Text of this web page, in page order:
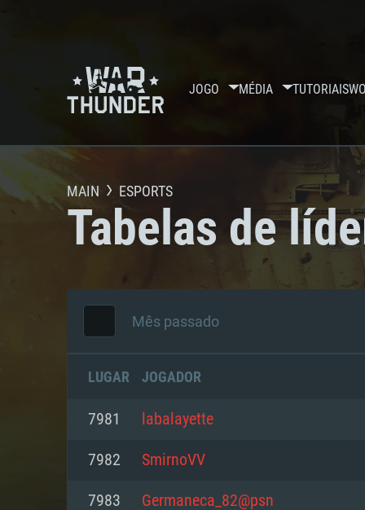
JOGO MÉDIA TUTORIAIS
MAIN ESPORTS
Tabelas de
Mês passado
LUGAR JOGADOR
7981 labalayette
7982 SmirnoVV
7983 Germaneca_82@psn